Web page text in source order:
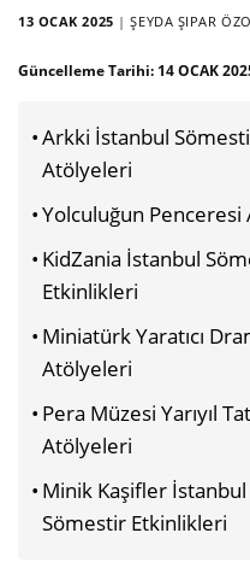
13 OCAK 2025 |ŞEYDA ŞIPAR
Güncelleme Tarihi: 14 OCAK
Arkki İstanbul
Atölyeleri
Yolculuğun Penceresi
KidZania İstanbul
Etkinlikleri
Miniatürk Yaratıcı
Atölyeleri
Pera Müzesi Yarıyıl
Atölyeleri
Minik Kaşifler İstanbul
Sömestir Etkinlikleri